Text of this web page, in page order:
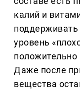
калий и
уровень
Даже после
вещества